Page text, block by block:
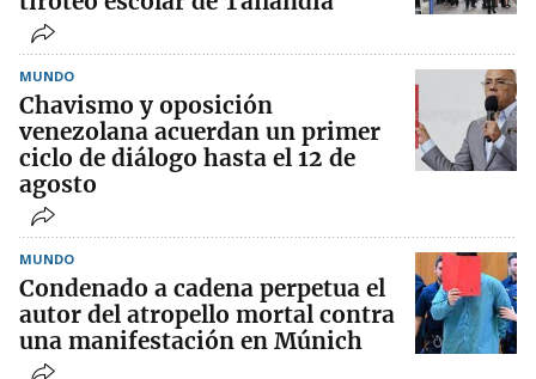
MUNDO
Chavismo y oposición
venezolana acuerdan un primer
ciclo de diálogo hasta el 12 de
agosto
MUNDO
Condenado a cadena perpetua el
autor del atropello mortal contra
una manifestación en Múnich